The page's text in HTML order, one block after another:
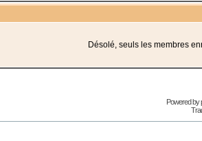
Désolé, seuls les membres
Powered by